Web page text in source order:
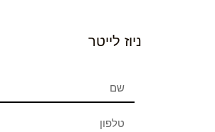
ניוז לייטר